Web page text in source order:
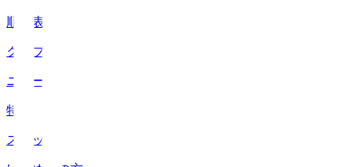
順位表
クラブ
ニュース
特集
スタッツ